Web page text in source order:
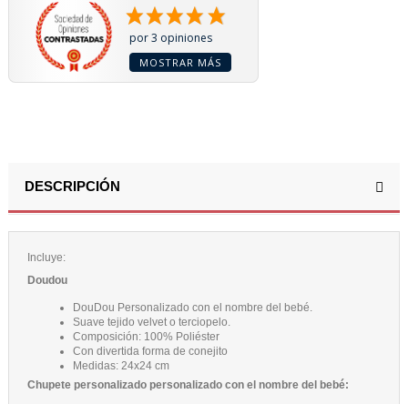
por 3 opiniones
MOSTRAR MÁS
DESCRIPCIÓN
Incluye:
Doudou
DouDou Personalizado con el nombre del bebé.
Suave tejido velvet o terciopelo.
Composición: 100% Poliéster
Con divertida forma de conejito
Medidas: 24x24 cm
Chupete personalizado personalizado con el nombre del bebé: